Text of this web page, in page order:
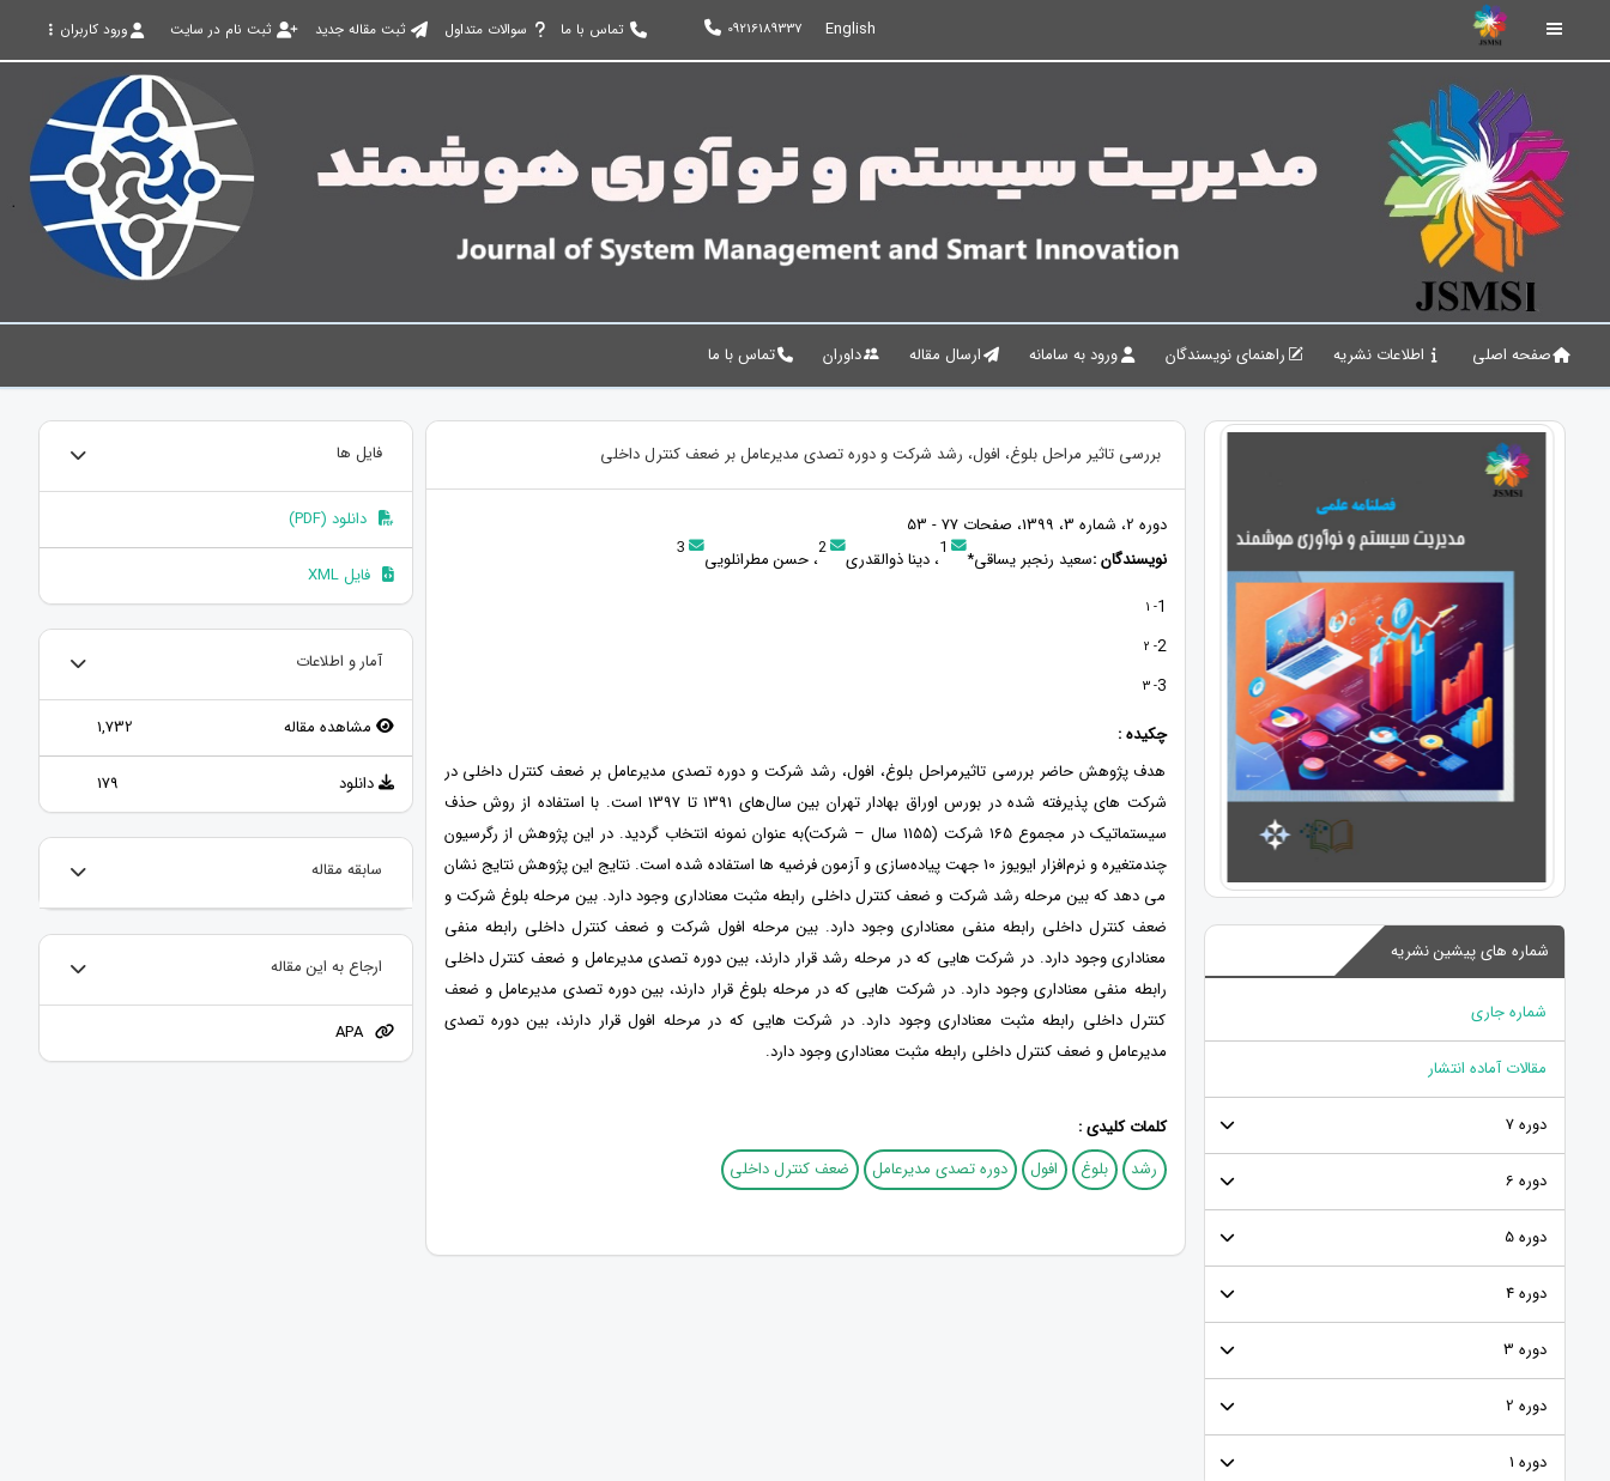
English
09216189337 تماس با ما سوالات متداول ثبت مقاله جدید ثبت نام در سایت ورود کاربران
صفحه اصلی اطلاعات نشریه راهنمای نویسندگان ورود به سامانه ارسال مقاله داوران تماس با ما
شماره های پیشین نشریه
شماره جاری
مقالات آماده انتشار
دوره 7
دوره 6
دوره 5
دوره 4
دوره 3
دوره 2
دوره 1
بررسی تاثیر مراحل بلوغ، افول، رشد شرکت و دوره تصدی مدیرعامل بر ضعف کنترل داخلی
دوره 2، شماره 3، 1399، صفحات 77 - 53
نویسندگان :سعید رنجبر یساقی* 1، دینا ذوالقدری 2، حسن مطرانلویی 3
1
- 1
2
- 2
3
- 3
چکیده :
هدف پژوهش حاضر بررسی تاثیرمراحل بلوغ، افول، رشد شرکت و دوره تصدی مدیرعامل بر ضعف کنترل داخلی در
شرکت های پذیرفته شده در بورس اوراق بهادار تهران بین سال‌های 1391 تا 1397 است. با استفاده از روش حذف
سیستماتیک در مجموع 165 شرکت (1155 سال – شرکت)به عنوان نمونه انتخاب گردید. در این پژوهش از رگرسیون
چندمتغیره و نرم‌افزار ایویوز 10 جهت پیاده‌سازی و آزمون فرضیه ها استفاده شده است. نتایج این پژوهش نتایج نشان
می دهد که بین مرحله رشد شرکت و ضعف کنترل داخلی رابطه مثبت معناداری وجود دارد. بین مرحله بلوغ شرکت و
ضعف کنترل داخلی رابطه منفی معناداری وجود دارد. بین مرحله افول شرکت و ضعف کنترل داخلی رابطه منفی
معناداری وجود دارد. در شرکت هایی که در مرحله رشد قرار دارند، بین دوره تصدی مدیرعامل و ضعف کنترل داخلی
رابطه منفی معناداری وجود دارد. در شرکت هایی که در مرحله بلوغ قرار دارند، بین دوره تصدی مدیرعامل و ضعف
کنترل داخلی رابطه مثبت معناداری وجود دارد. در شرکت هایی که در مرحله افول قرار دارند، بین دوره تصدی
مدیرعامل و ضعف کنترل داخلی رابطه مثبت معناداری وجود دارد.
کلمات کلیدی :
رشد
بلوغ افول دوره تصدی مدیرعامل ضعف کنترل داخلی
فایل ها
دانلود (PDF)
فایل XML
آمار و اطلاعات
مشاهده مقاله 1,732
دانلود 179
سابقه مقاله
ارجاع به این مقاله
APA